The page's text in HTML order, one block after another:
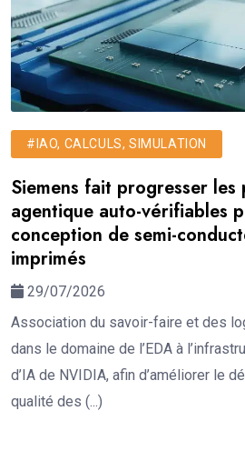
#IAO, CALCULS, SIMULATION
Siemens fait progresser les
agentique auto-vérifiables
conception de semi-
imprimés
29/07/2026
Association du savoir-faire et des
dans le domaine de l’EDA à
d’IA de NVIDIA, afin d’améliorer le
qualité des (...)